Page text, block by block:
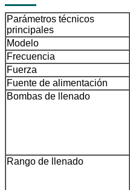
Parámetros técnicos
principales
Modelo
Frecuencia
Fuerza
Fuente de alimentación
Bombas de llenado
Rango de llenado